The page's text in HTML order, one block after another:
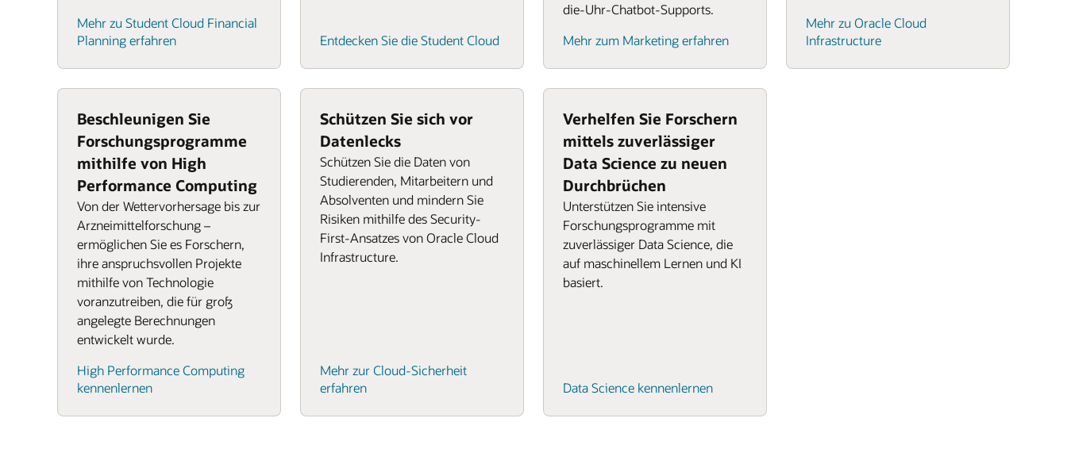
Mehr zu Student Cloud Financial
Planning erfahren
Entdecken Sie die Student Cloud
die-Uhr-Chatbot-Supports.
Mehr zum Marketing erfahren
Mehr zu Oracle Cloud
Infrastructure
Beschleunigen Sie
Forschungsprogramme
mithilfe von High
Performance Computing
Von der Wettervorhersage bis zur
Arzneimittelforschung –
ermöglichen Sie es Forschern,
ihre anspruchsvollen Projekte
mithilfe von Technologie
voranzutreiben, die für groß
angelegte Berechnungen
entwickelt wurde.
High Performance Computing
kennenlernen
Schützen Sie sich vor
Datenlecks
Schützen Sie die Daten von
Studierenden, Mitarbeitern und
Absolventen und mindern Sie
Risiken mithilfe des Security-
First-Ansatzes von Oracle Cloud
Infrastructure.
Mehr zur Cloud-Sicherheit
erfahren
Verhelfen Sie Forschern
mittels zuverlässiger
Data Science zu neuen
Durchbrüchen
Unterstützen Sie intensive
Forschungsprogramme mit
zuverlässiger Data Science, die
auf maschinellem Lernen und KI
basiert.
Data Science kennenlernen